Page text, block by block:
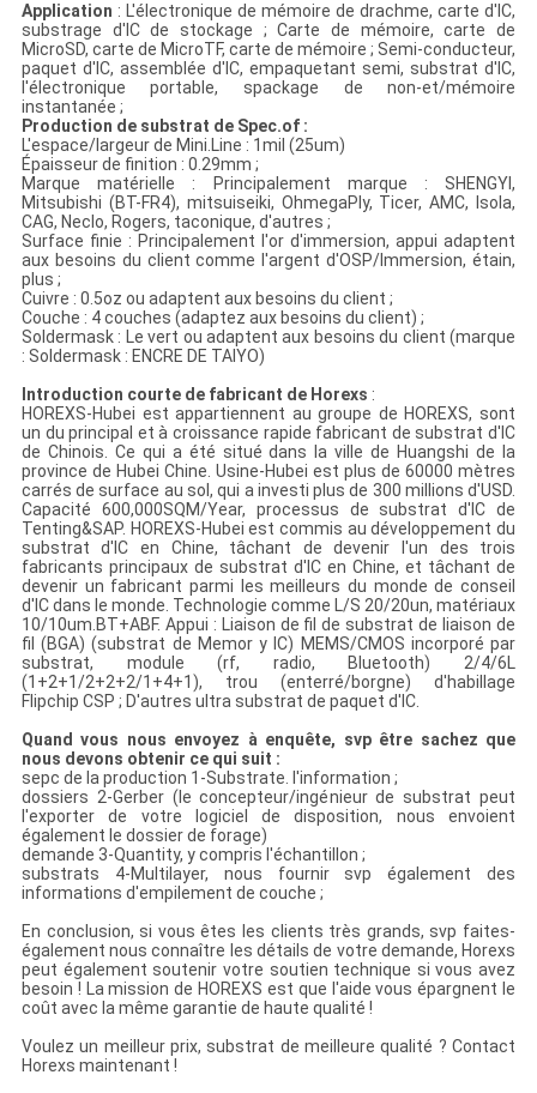
Application : L'électronique de mémoire de drachme, carte d'IC,
substrage d'IC de stockage ; Carte de mémoire, carte de
MicroSD, carte de MicroTF, carte de mémoire ; Semi-conducteur,
paquet d'IC, assemblée d'IC, empaquetant semi, substrat d'IC,
l'électronique portable, spackage de non-et/mémoire
instantanée ;
Production de substrat de Spec.of :
L'espace/largeur de Mini.Line : 1mil (25um)
Épaisseur de finition : 0.29mm ;
Marque matérielle : Principalement marque : SHENGYI,
Mitsubishi (BT-FR4), mitsuiseiki, OhmegaPly, Ticer, AMC, Isola,
CAG, Neclo, Rogers, taconique, d'autres ;
Surface finie : Principalement l'or d'immersion, appui adaptent
aux besoins du client comme l'argent d'OSP/Immersion, étain,
plus ;
Cuivre : 0.5oz ou adaptent aux besoins du client ;
Couche : 4 couches (adaptez aux besoins du client) ;
Soldermask : Le vert ou adaptent aux besoins du client (marque
: Soldermask : ENCRE DE TAIYO)
Introduction courte de fabricant de Horexs :
HOREXS-Hubei est appartiennent au groupe de HOREXS, sont
un du principal et à croissance rapide fabricant de substrat d'IC
de Chinois. Ce qui a été situé dans la ville de Huangshi de la
province de Hubei Chine. Usine-Hubei est plus de 60000 mètres
carrés de surface au sol, qui a investi plus de 300 millions d'USD.
Capacité 600,000SQM/Year, processus de substrat d'IC de
Tenting&SAP. HOREXS-Hubei est commis au développement du
substrat d'IC en Chine, tâchant de devenir l'un des trois
fabricants principaux de substrat d'IC en Chine, et tâchant de
devenir un fabricant parmi les meilleurs du monde de conseil
d'IC dans le monde. Technologie comme L/S 20/20un, matériaux
10/10um.BT+ABF. Appui : Liaison de fil de substrat de liaison de
fil (BGA) (substrat de Memor y IC) MEMS/CMOS incorporé par
substrat, module (rf, radio, Bluetooth) 2/4/6L
(1+2+1/2+2+2/1+4+1), trou (enterré/borgne) d'habillage
Flipchip CSP ; D'autres ultra substrat de paquet d'IC.
Quand vous nous envoyez à enquête, svp être sachez que
nous devons obtenir ce qui suit :
sepc de la production 1-Substrate. l'information ;
dossiers 2-Gerber (le concepteur/ingénieur de substrat peut
l'exporter de votre logiciel de disposition, nous envoient
également le dossier de forage)
demande 3-Quantity, y compris l'échantillon ;
substrats 4-Multilayer, nous fournir svp également des
informations d'empilement de couche ;
En conclusion, si vous êtes les clients très grands, svp faites-
également nous connaître les détails de votre demande, Horexs
peut également soutenir votre soutien technique si vous avez
besoin ! La mission de HOREXS est que l'aide vous épargnent le
coût avec la même garantie de haute qualité !
Voulez un meilleur prix, substrat de meilleure qualité ? Contact
Horexs maintenant !